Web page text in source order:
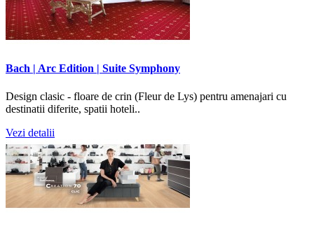
Bach | Arc Edition | Suite Symphony
Design clasic - floare de crin (Fleur de Lys) pentru amenajari cu
destinatii diferite, spatii hoteli..
Vezi detalii